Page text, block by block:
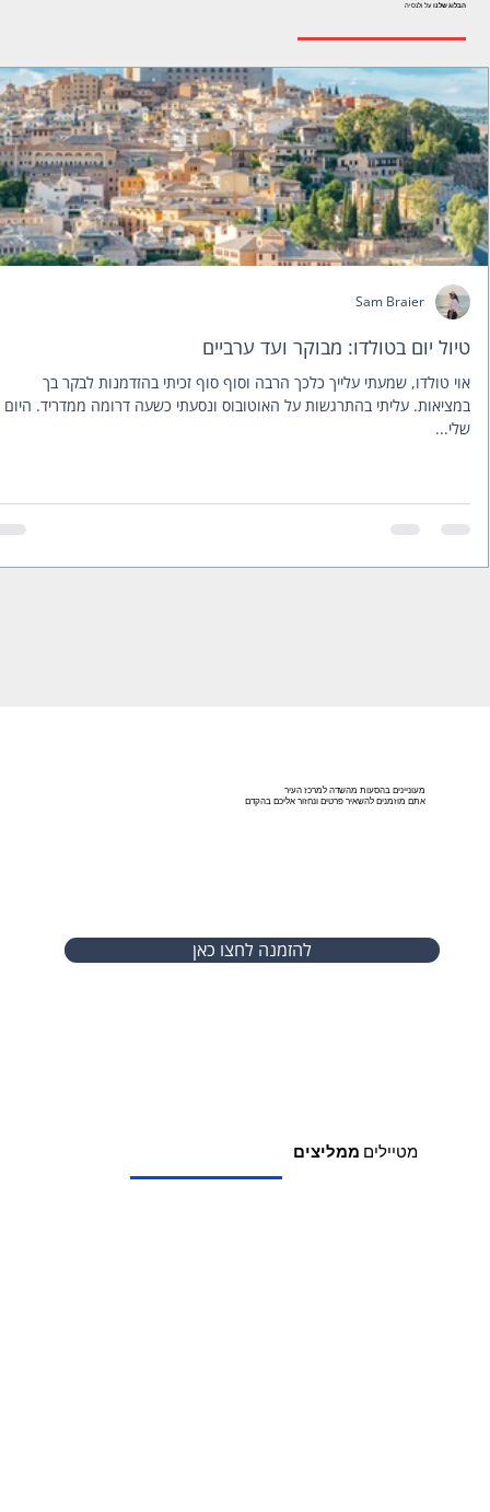
הבלוג שלנועל ולנסיה
טיול יום בטולדו: מבוקר ועד ערביים
אוי טולדו, שמעתי עלייך כלכך הרבה וסוף סוף זכיתי בהזדמנות לבקר בך
במציאות. עליתי בהתרגשות על האוטובוס ונסעתי כשעה דרומה ממדריד. היום
שלי...
Sam Braier
מעוניינים בהסעות מהשדה למרכז העיר
אתם מוזמנים להשאיר פרטים ונחזור אליכם בהקדם
להזמנה לחצו כאן
מטיילים ממליצים